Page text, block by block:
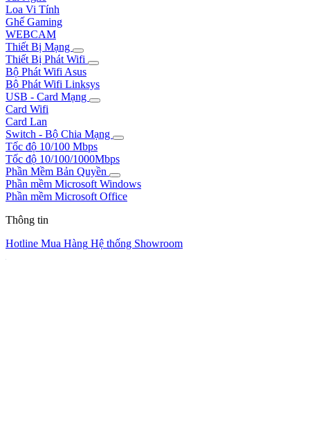
Loa Vi Tính
Ghế Gaming
WEBCAM
Thiết Bị Mạng
Thiết Bị Phát Wifi
Bộ Phát Wifi Asus
Bộ Phát Wifi Linksys
USB - Card Mạng
Card Wifi
Card Lan
Switch - Bộ Chia Mạng
Tốc độ 10/100 Mbps
Tốc độ 10/100/1000Mbps
Phần Mềm Bản Quyền
Phần mềm Microsoft Windows
Phần mềm Microsoft Office
Thông tin
Hotline Mua Hàng Hệ thống Showroom